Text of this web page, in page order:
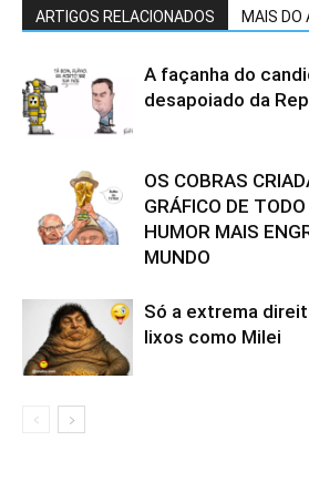
ARTIGOS RELACIONADOS MAIS DO
A façanha do
desapoiado da
OS COBRAS
GRÁFICO DE
HUMOR MAIS
MUNDO
Só a extrema
lixos como Milei